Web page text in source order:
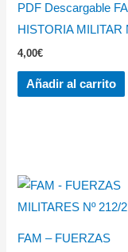
PDF Descargable
HISTORIA MILITAR
4,00€
Añadir al carrito
FAM – FUERZAS